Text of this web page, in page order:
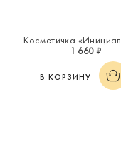
Косметичка
1 660 ₽
В КОРЗИНУ